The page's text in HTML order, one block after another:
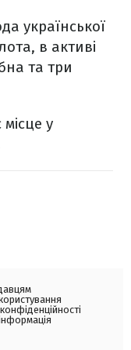
української
в активі
та три
у